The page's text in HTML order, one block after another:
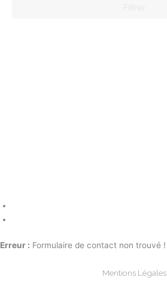
Erreur : Formulaire de contact non trouvé !
Mentions Légales